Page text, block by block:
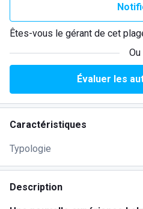
Êtes-vous le gérant de cet
Ou
Évaluer les
Caractéristiques
Typologie
Description